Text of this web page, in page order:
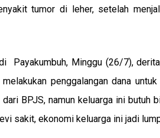
tumor di leher, setelah
Payakumbuh, Minggu (26/7),
melakukan penggalangan dana
BPJS, namun keluarga ini butuh
sakit, ekonomi keluarga ini jadi